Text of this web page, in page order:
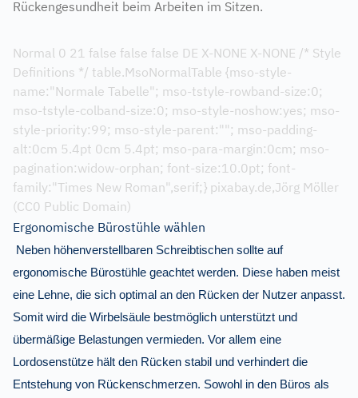
Rückengesundheit beim Arbeiten im Sitzen.
Normal 0 21 false false false DE X-NONE X-NONE /* Style
Definitions */ table.MsoNormalTable {mso-style-
name:"Normale Tabelle"; mso-tstyle-rowband-size:0;
mso-tstyle-colband-size:0; mso-style-noshow:yes; mso-
style-priority:99; mso-style-parent:""; mso-padding-
alt:0cm 5.4pt 0cm 5.4pt; mso-para-margin:0cm; mso-
pagination:widow-orphan; font-size:10.0pt; font-
family:"Times New Roman",serif;} pixabay.de,Jörg Möller
(CC0 Public Domain)
Ergonomische Bürostühle wählen
Neben höhenverstellbaren Schreibtischen sollte auf
ergonomische Bürostühle geachtet werden. Diese haben meist
eine Lehne, die sich optimal an den Rücken der Nutzer anpasst.
Somit wird die Wirbelsäule bestmöglich unterstützt und
übermäßige Belastungen vermieden. Vor allem eine
Lordosenstütze hält den Rücken stabil und verhindert die
Entstehung von Rückenschmerzen. Sowohl in den Büros als